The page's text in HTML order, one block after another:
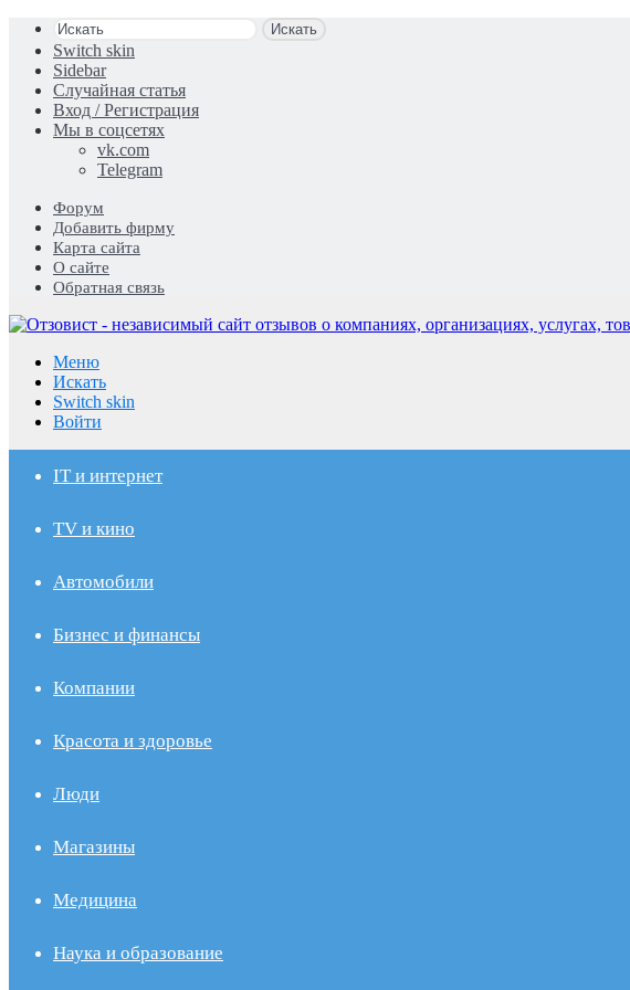
Искать
Switch skin
Sidebar
Случайная статья
Вход / Регистрация
Мы в соцсетях
vk.com
Telegram
Форум
Добавить фирму
Карта сайта
О сайте
Обратная связь
Меню
Искать
Switch skin
Войти
IT и интернет
TV и кино
Автомобили
Бизнес и финансы
Компании
Красота и здоровье
Люди
Магазины
Медицина
Наука и образование